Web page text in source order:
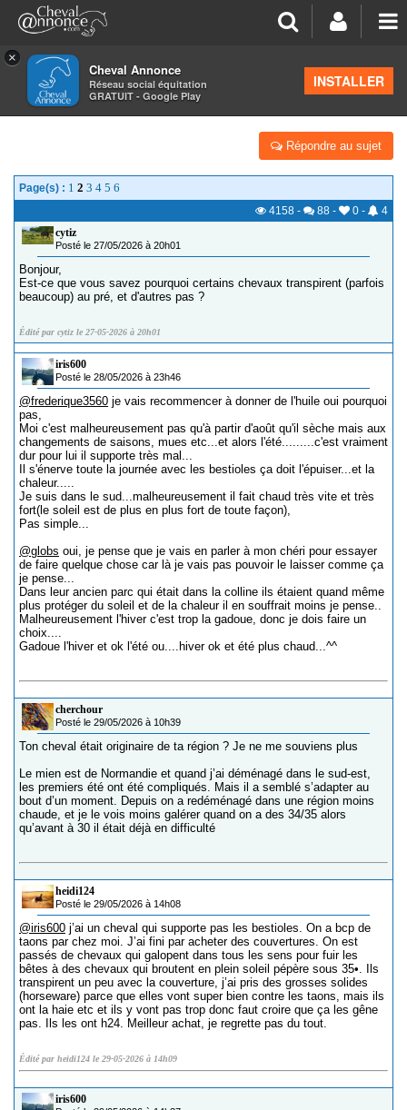
×
Cheval Annonce
Réseau social équitation
GRATUIT - Google Play
INSTALLER
>La santé - les soins
CHEVAL ET CANICULE
Répondre au sujet
Page(s) : 1 2 3 4 5 6
4158 - 88 - 0 -
4
cytiz
Posté le 27/05/2026 à 20h01
Bonjour,
Est-ce que vous savez pourquoi certains chevaux transpirent (parfois
beaucoup) au pré, et d'autres pas ?
Édité par cytiz le 27-05-2026 à 20h01
iris600
Posté le 28/05/2026 à 23h46
@frederique3560 je vais recommencer à donner de l'huile oui pourquoi
pas,
Moi c'est malheureusement pas qu'à partir d'août qu'il sèche mais aux
changements de saisons, mues etc...et alors l'été.........c'est vraiment
dur pour lui il supporte très mal...
Il s'énerve toute la journée avec les bestioles ça doit l'épuiser...et la
chaleur.....
Je suis dans le sud...malheureusement il fait chaud très vite et très
fort(le soleil est de plus en plus fort de toute façon),
Pas simple...
@globs oui, je pense que je vais en parler à mon chéri pour essayer
de faire quelque chose car là je vais pas pouvoir le laisser comme ça
je pense...
Dans leur ancien parc qui était dans la colline ils étaient quand même
plus protéger du soleil et de la chaleur il en souffrait moins je pense..
Malheureusement l'hiver c'est trop la gadoue, donc je dois faire un
choix....
Gadoue l'hiver et ok l'été ou....hiver ok et été plus chaud...^^
cherchour
Posté le 29/05/2026 à 10h39
Ton cheval était originaire de ta région ? Je ne me souviens plus
Le mien est de Normandie et quand j’ai déménagé dans le sud-est,
les premiers été ont été compliqués. Mais il a semblé s’adapter au
bout d’un moment. Depuis on a redéménagé dans une région moins
chaude, et je le vois moins galérer quand on a des 34/35 alors
qu’avant à 30 il était déjà en difficulté
heidi124
Posté le 29/05/2026 à 14h08
@iris600 j’ai un cheval qui supporte pas les bestioles. On a bcp de
taons par chez moi. J’ai fini par acheter des couvertures. On est
passés de chevaux qui galopent dans tous les sens pour fuir les
bêtes à des chevaux qui broutent en plein soleil pépère sous 35•. Ils
transpirent un peu avec la couverture, j’ai pris des grosses solides
(horseware) parce que elles vont super bien contre les taons, mais ils
ont la haie etc et ils y vont pas trop donc faut croire que ça les gêne
pas. Ils les ont h24. Meilleur achat, je regrette pas du tout.
Édité par heidi124 le 29-05-2026 à 14h09
iris600